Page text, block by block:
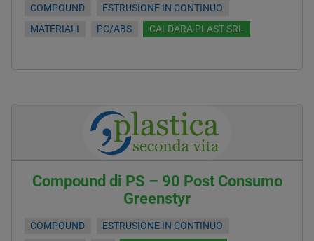
COMPOUND
ESTRUSIONE IN CONTINUO
MATERIALI
PC/ABS CALDARA PLAST SRL
Compound di PS – 90 Post Consumo
Greenstyr
COMPOUND
ESTRUSIONE IN CONTINUO